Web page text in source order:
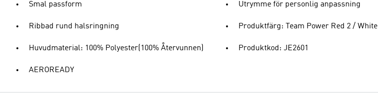
Smal passform
Ribbad rund halsringning
Huvudmaterial: 100% Polyester(100% Återvunnen)
AEROREADY
Utrymme för personlig anpassning
Produktfärg: Team Power Red 2 / White
Produktkod: JE2601